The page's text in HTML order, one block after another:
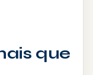
que